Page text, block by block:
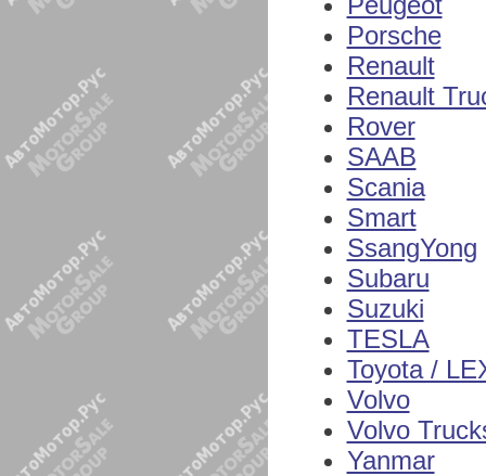
Porsche
Renault
Renault
Rover
SAAB
Scania
Smart
SsangYong
Subaru
Suzuki
TESLA
Toyota /
Volvo
Volvo
Yanmar